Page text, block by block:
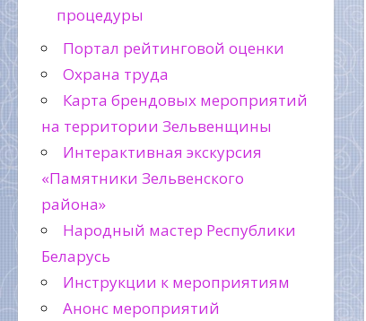
процедуры
Портал рейтинговой оценки
Охрана труда
Карта брендовых мероприятий
на территории Зельвенщины
Интерактивная экскурсия
«Памятники Зельвенского
района»
Народный мастер Республики
Беларусь
Инструкции к мероприятиям
Анонс мероприятий